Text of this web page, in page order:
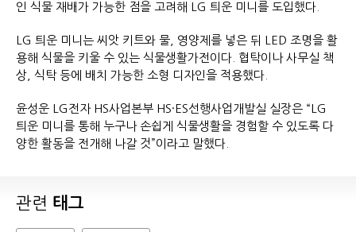
인 식물 재배가 가능한 점을 고려해 LG 틔운 미니를 도입했다.
LG 틔운 미니는 씨앗 키트와 물, 영양제를 넣은 뒤 LED 조명을 활
용해 식물을 키울 수 있는 식물생활가전이다. 협탁이나 사무실 책
상, 식탁 등에 배치 가능한 소형 디자인을 적용했다.
윤성운 LG전자 HS사업본부 HS·ES선행사업개발실 실장은 “LG
틔운 미니를 통해 누구나 손쉽게 식물생활을 경험할 수 있도록 다
양한 활동을 전개해 나갈 것”이라고 말했다.
관련 태그